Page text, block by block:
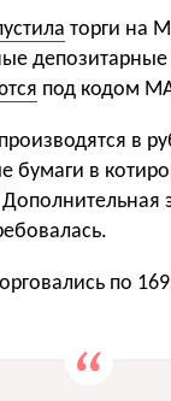
торги на
депозитарные
под кодом
в
бумаги в
по